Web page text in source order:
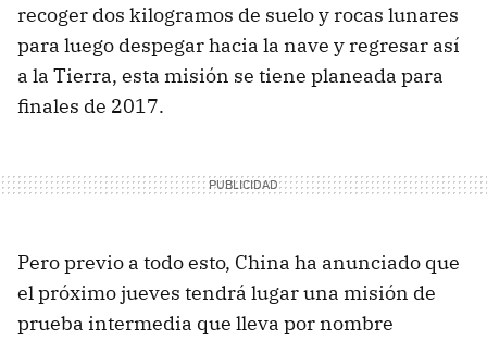
recoger dos kilogramos de suelo y rocas lunares
para luego despegar hacia la nave y regresar así
a la Tierra, esta misión se tiene planeada para
finales de 2017.
Pero previo a todo esto, China ha anunciado que
el próximo jueves tendrá lugar una misión de
prueba intermedia que lleva por nombre